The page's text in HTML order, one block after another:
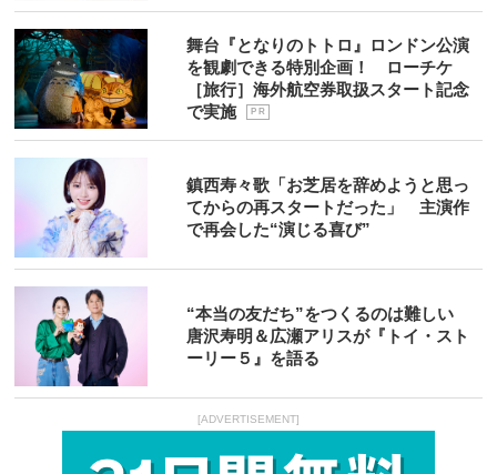
舞台『となりのトトロ』ロンドン公演
を観劇できる特別企画！ ローチケ
［旅行］海外航空券取扱スタート記念
で実施
P R
鎮西寿々歌「お芝居を辞めようと思っ
てからの再スタートだった」 主演作
で再会した“演じる喜び”
“本当の友だち”をつくるのは難しい
唐沢寿明＆広瀬アリスが『トイ・スト
ーリー５』を語る
[ADVERTISEMENT]